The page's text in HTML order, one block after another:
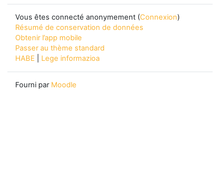
Vous êtes connecté anonymement (Connexion)
Résumé de conservation de données
Obtenir l’app mobile
Passer au thème standard
HABE
Lege informazioa
Fourni par Moodle